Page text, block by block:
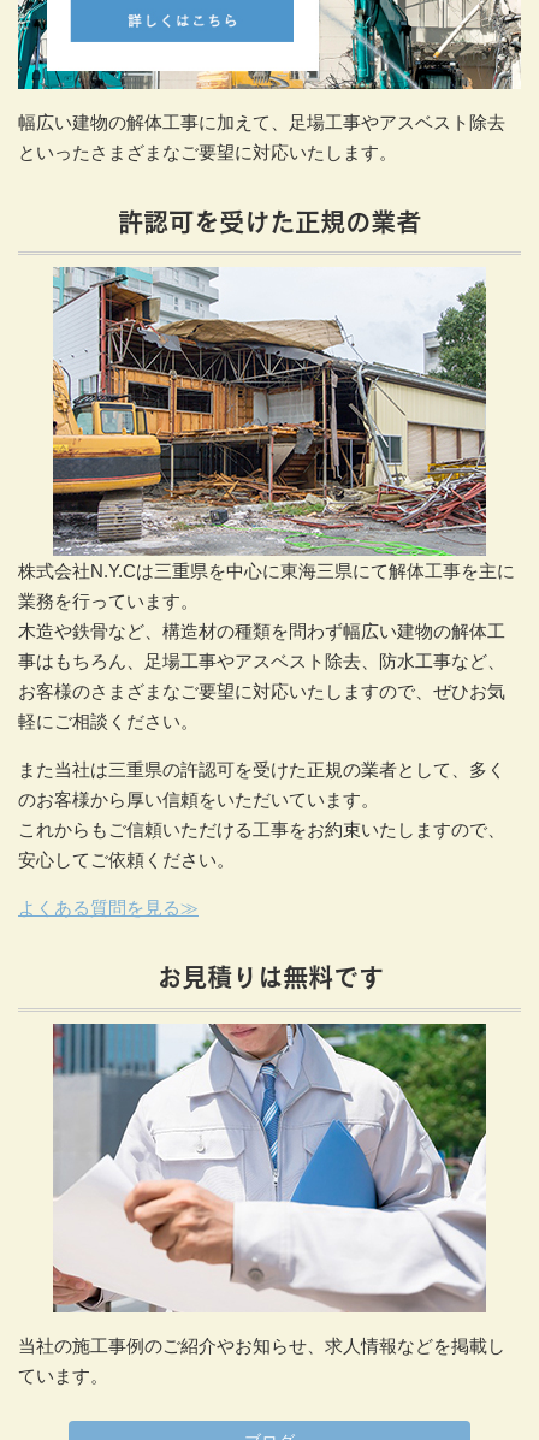
幅広い建物の解体工事に加えて、足場工事やアスベスト除去
といったさまざまなご要望に対応いたします。
許認可を受けた正規の業者
株式会社N.Y.Cは三重県を中心に東海三県にて解体工事を主に
業務を行っています。
木造や鉄骨など、構造材の種類を問わず幅広い建物の解体工
事はもちろん、足場工事やアスベスト除去、防水工事など、
お客様のさまざまなご要望に対応いたしますので、ぜひお気
軽にご相談ください。
また当社は三重県の許認可を受けた正規の業者として、多く
のお客様から厚い信頼をいただいています。
これからもご信頼いただける工事をお約束いたしますので、
安心してご依頼ください。
よくある質問を見る≫
お見積りは無料です
当社の施工事例のご紹介やお知らせ、求人情報などを掲載し
ています。